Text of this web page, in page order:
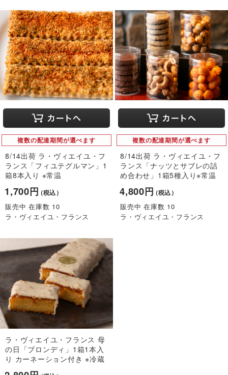
複数の配達期間が選べます
8/14出荷 ラ・ヴィエイユ・フ
ランス「フィユテグルマン」1
箱8本入り ※常温
1,700円（税込）
販売中 在庫数 10
ラ・ヴィエイユ・フランス
複数の配達期間が選べます
8/14出荷 ラ・ヴィエイユ・フ
ランス「ナッツとサブレの詰
め合わせ」1箱5種入り※常温
4,800円（税込）
販売中 在庫数 10
ラ・ヴィエイユ・フランス
ラ・ヴィエイユ・フランス 母
の日「ブロンディ」1箱1本入
り カーネーション付き ※冷蔵